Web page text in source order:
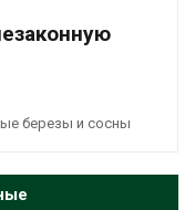
березы и сосны